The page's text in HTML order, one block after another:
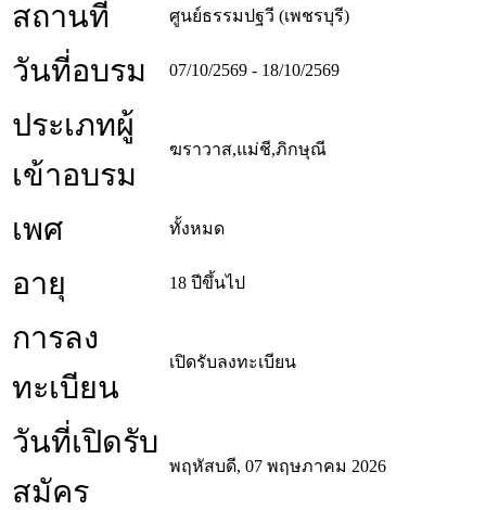
สถานที่ ศูนย์ธรรมปฐวี (เพชรบุรี)
วันที่อบรม 07/10/2569 - 18/10/2569
ประเภทผู้
เข้าอบรม
ฆราวาส,แม่ชี,ภิกษุณี
เพศ ทั้งหมด
อายุ 18 ปีขึ้นไป
การลง
ทะเบียน
เปิดรับลงทะเบียน
วันที่เปิดรับ
สมัคร
พฤหัสบดี, 07 พฤษภาคม 2026